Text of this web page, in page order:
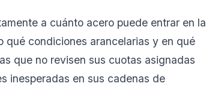
cuando quierasa cuánto acero puede entrar en la
qué condiciones arancelarias y en qué
que no revisen sus cuotas asignadas
inesperadas en sus cadenas de